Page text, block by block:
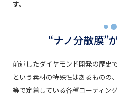
す。
“ナノ分散膜”
前述したダイヤモンド開発の歴史
という素材の特殊性はあるものの
等で定着している各種コーティン